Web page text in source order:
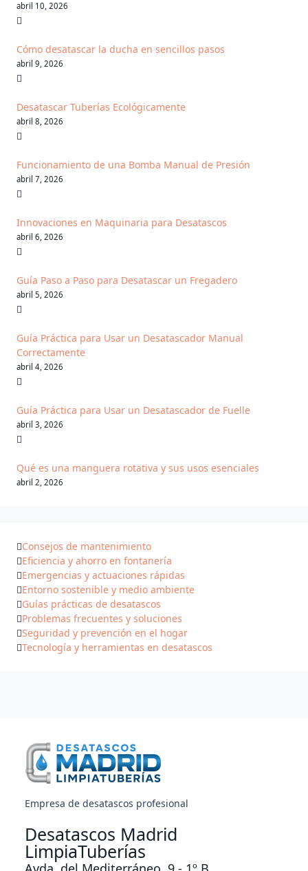
abril 10, 2026
Cómo desatascar la ducha en sencillos pasos
abril 9, 2026
Desatascar Tuberías Ecológicamente
abril 8, 2026
Funcionamiento de una Bomba Manual de Presión
abril 7, 2026
Innovaciones en Maquinaria para Desatascos
abril 6, 2026
Guía Paso a Paso para Desatascar un Fregadero
abril 5, 2026
Guía Práctica para Usar un Desatascador Manual
Correctamente
abril 4, 2026
Guía Práctica para Usar un Desatascador de Fuelle
abril 3, 2026
Qué es una manguera rotativa y sus usos esenciales
abril 2, 2026
Consejos de mantenimiento
Eficiencia y ahorro en fontanería
Emergencias y actuaciones rápidas
Entorno sostenible y medio ambiente
Guías prácticas de desatascos
Problemas frecuentes y soluciones
Seguridad y prevención en el hogar
Tecnología y herramientas en desatascos
Empresa de desatascos profesional
Desatascos Madrid
LimpiaTuberías